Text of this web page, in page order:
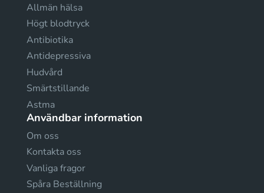
Allmän hälsa
Högt blodtryck
Antibiotika
Antidepressiva
Hudvård
Smärtstillande
Astma
Användbar information
Om oss
Kontakta oss
Vanliga fragor
Spåra Beställning